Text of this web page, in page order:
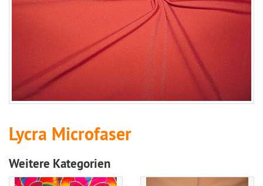
Lycra Microfaser
Weitere Kategorien